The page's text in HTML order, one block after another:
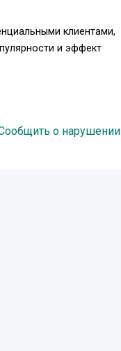
клиентами,
и эффект
о нарушении